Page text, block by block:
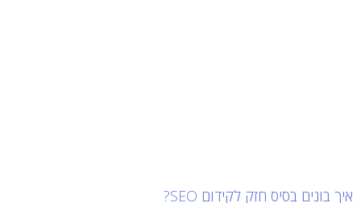
איך בונים בסיס חזק לקידום SEO?